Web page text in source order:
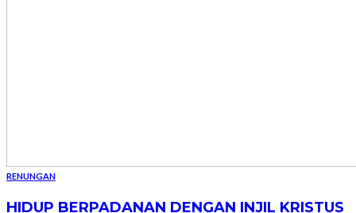
RENUNGAN
HIDUP BERPADANAN DENGAN INJIL KRISTUS